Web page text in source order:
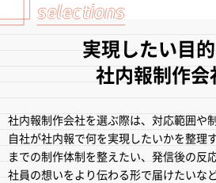
実現したい目
社内報制作会
社内報制作会社を選ぶ際は、対応範囲や
自社が社内報で何を実現したいかを整理
までの制作体制を整えたい、発信後の反
社員の想いをより伝わる形で届けたいな